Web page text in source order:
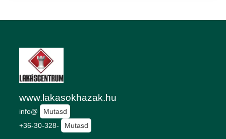
www.lakasokhazak.hu
info@
Mutasd
+36-30-328-
Mutasd